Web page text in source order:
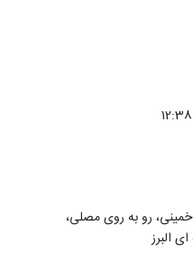
خمینی، رو به روی مصلی،
البرز